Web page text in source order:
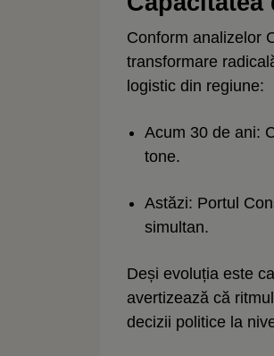
Conform analizelor
transformare
logistic din regiune:
Acum 30 de ani:
tone.
Astăzi: Portul
simultan.
Deși evoluția este
avertizează că
decizii politice la